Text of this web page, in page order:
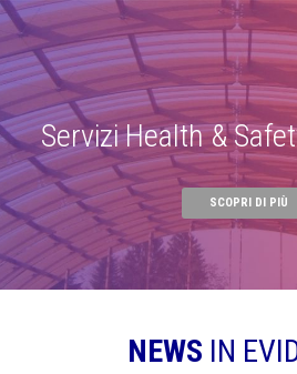
Servizi Health &
SCOPRI DI PIÙ
NEWS IN